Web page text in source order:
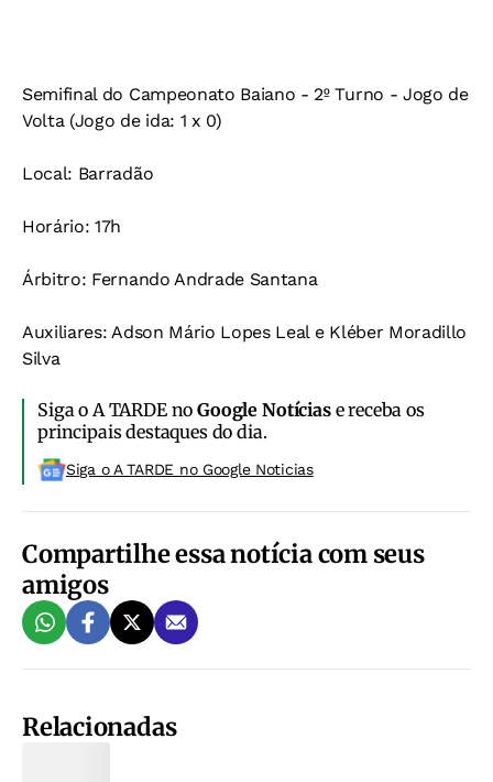
Semifinal do Campeonato Baiano - 2º Turno - Jogo de
Volta (Jogo de ida: 1 x 0)
Local: Barradão
Horário: 17h
Árbitro: Fernando Andrade Santana
Auxiliares: Adson Mário Lopes Leal e Kléber Moradillo
Silva
Siga o A TARDE noGoogle Notíciase receba os
principais destaques do dia.
Siga o A TARDE no Google Noticias
Compartilhe essa notícia com seus
amigos
Relacionadas